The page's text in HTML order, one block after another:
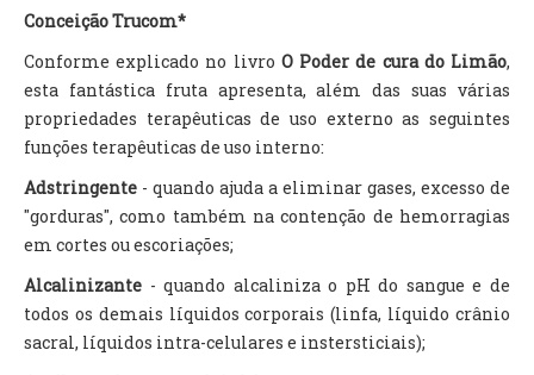
Conceição Trucom*
Conforme explicado no livro O Poder de cura do Limão,
esta fantástica fruta apresenta, além das suas várias
propriedades terapêuticas de uso externo as seguintes
funções terapêuticas de uso interno:
Adstringente - quando ajuda a eliminar gases, excesso de
"gorduras", como também na contenção de hemorragias
em cortes ou escoriações;
Alcalinizante - quando alcaliniza o pH do sangue e de
todos os demais líquidos corporais (linfa, líquido crânio
sacral, líquidos intra-celulares e instersticiais);